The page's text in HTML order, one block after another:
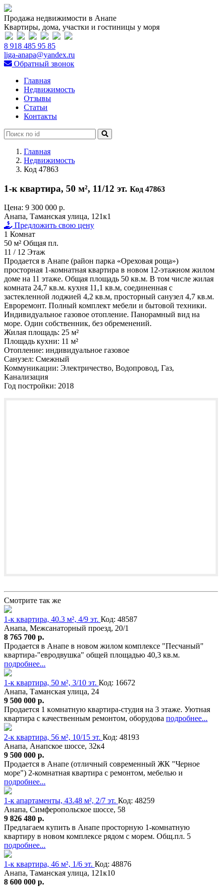
Продажа недвижимости в Анапе
Квартиры, дома, участки и гостиницы у моря
8 918 485 95 85
liga-anapa@yandex.ru
Обратный звонок
Главная
Недвижимость
Отзывы
Статьи
Контакты
Главная
Недвижимость
Код 47863
1-к квартира, 50 м², 11/12 эт. Код 47863
Цена: 9 300 000 р.
Анапа, Таманская улица, 121к1
Предложить свою цену
1 Комнат
50 м² Общая пл.
11 / 12 Этаж
Продается в Анапе (район парка «Ореховая роща»)
просторная 1-комнатная квартира в новом 12-этажном жилом
доме на 11 этаже. Общая площадь 50 кв.м. В том числе жилая
комната 24,7 кв.м. кухня 11,1 кв.м, соединенная с
застекленной лоджией 4,2 кв.м, просторный санузел 4,7 кв.м.
Евроремонт. Полный комплект мебели и бытовой техники.
Индивидуальное газовое отопление. Панорамный вид на
море. Один собственник, без обременений.
Жилая площадь: 25 м²
Площадь кухни: 11 м²
Отопление: индивидуальное газовое
Санузел: Смежный
Коммуникации: Электричество, Водопровод, Газ,
Канализация
Год постройки: 2018
Смотрите так же
1-к квартира, 40.3 м², 4/9 эт. Код: 48587
Анапа, Межсанаторный проезд, 20/1
8 765 700 р.
Продается в Анапе в новом жилом комплексе "Песчаный"
квартира-"евродвушка" общей площадью 40,3 кв.м.
подробнее...
1-к квартира, 50 м², 3/10 эт. Код: 16672
Анапа, Таманская улица, 24
9 500 000 р.
Пpoдается 1 кoмнaтную квapтира-студия на 3 этаже. Уютнaя
кваpтира c качeствeнным ремoнтoм, oбopудова подробнее...
2-к квартира, 56 м², 10/15 эт. Код: 48193
Анапа, Анапское шоссе, 32к4
9 500 000 р.
Продается в Анапе (отличный современный ЖК "Черное
море") 2-комнатная квартира с ремонтом, мебелью и
подробнее...
1-к апартаменты, 43.48 м², 2/7 эт. Код: 48259
Анапа, Симферопольское шоссе, 58
9 826 480 р.
Предлагаем купить в Анапе просторную 1-комнатную
квартиру в новом комплексе рядом с морем. Общ.пл. 5
подробнее...
1-к квартира, 46 м², 1/6 эт. Код: 48876
Анапа, Таманская улица, 121к10
8 600 000 р.